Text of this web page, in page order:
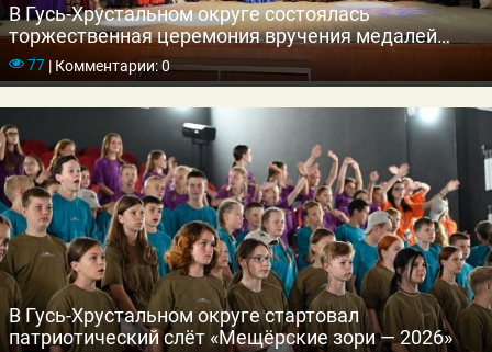
В Гусь-Хрустальном округе состоялась
торжественная церемония вручения медалей
выпускникам школ
77 |Комментарии: 0
В Гусь-Хрустальном округе стартовал
патриотический слёт «Мещёрские зори — 2026»